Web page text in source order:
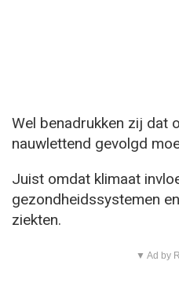
Wel benadrukken zij dat
nauwlettend gevolgd
Juist omdat klimaat
gezondheidssystemen
ziekten.
▼ Ad by